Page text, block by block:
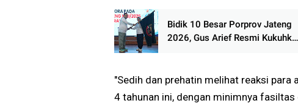
Bidik 10 Besar Porprov Jateng
2026, Gus Arief Resmi Kukuhkan
"Sedih dan prehatin melihat reaksi
4 tahunan ini, dengan minimnya